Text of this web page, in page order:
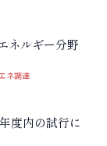
ネルギー分野
ネ調達
度内の試行に